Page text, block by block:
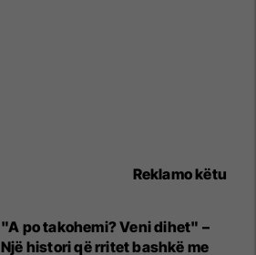
Reklamo këtu
"A po takohemi? Veni dihet" –
Një histori që rritet bashkë me